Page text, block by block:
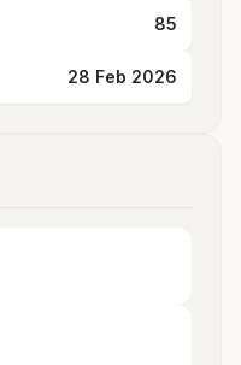
85
28 Feb 2026